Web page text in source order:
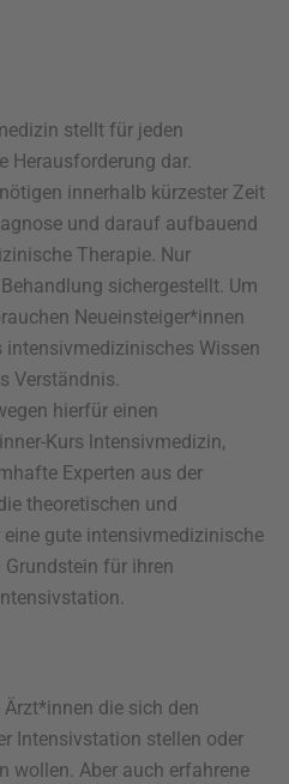
stellt für jeden
Herausforderung dar.
innerhalb kürzester Zeit
und darauf aufbauend
Therapie. Nur
sichergestellt. Um
Neueinsteiger*innen
Wissen
Verständnis.
hierfür einen
Kurs lntensivmedizin,
Experten aus der
theoretischen und
gute intensivmedizinische
für ihren
die sich den
Intensivstation stellen oder
wollen. Aber auch erfahrene